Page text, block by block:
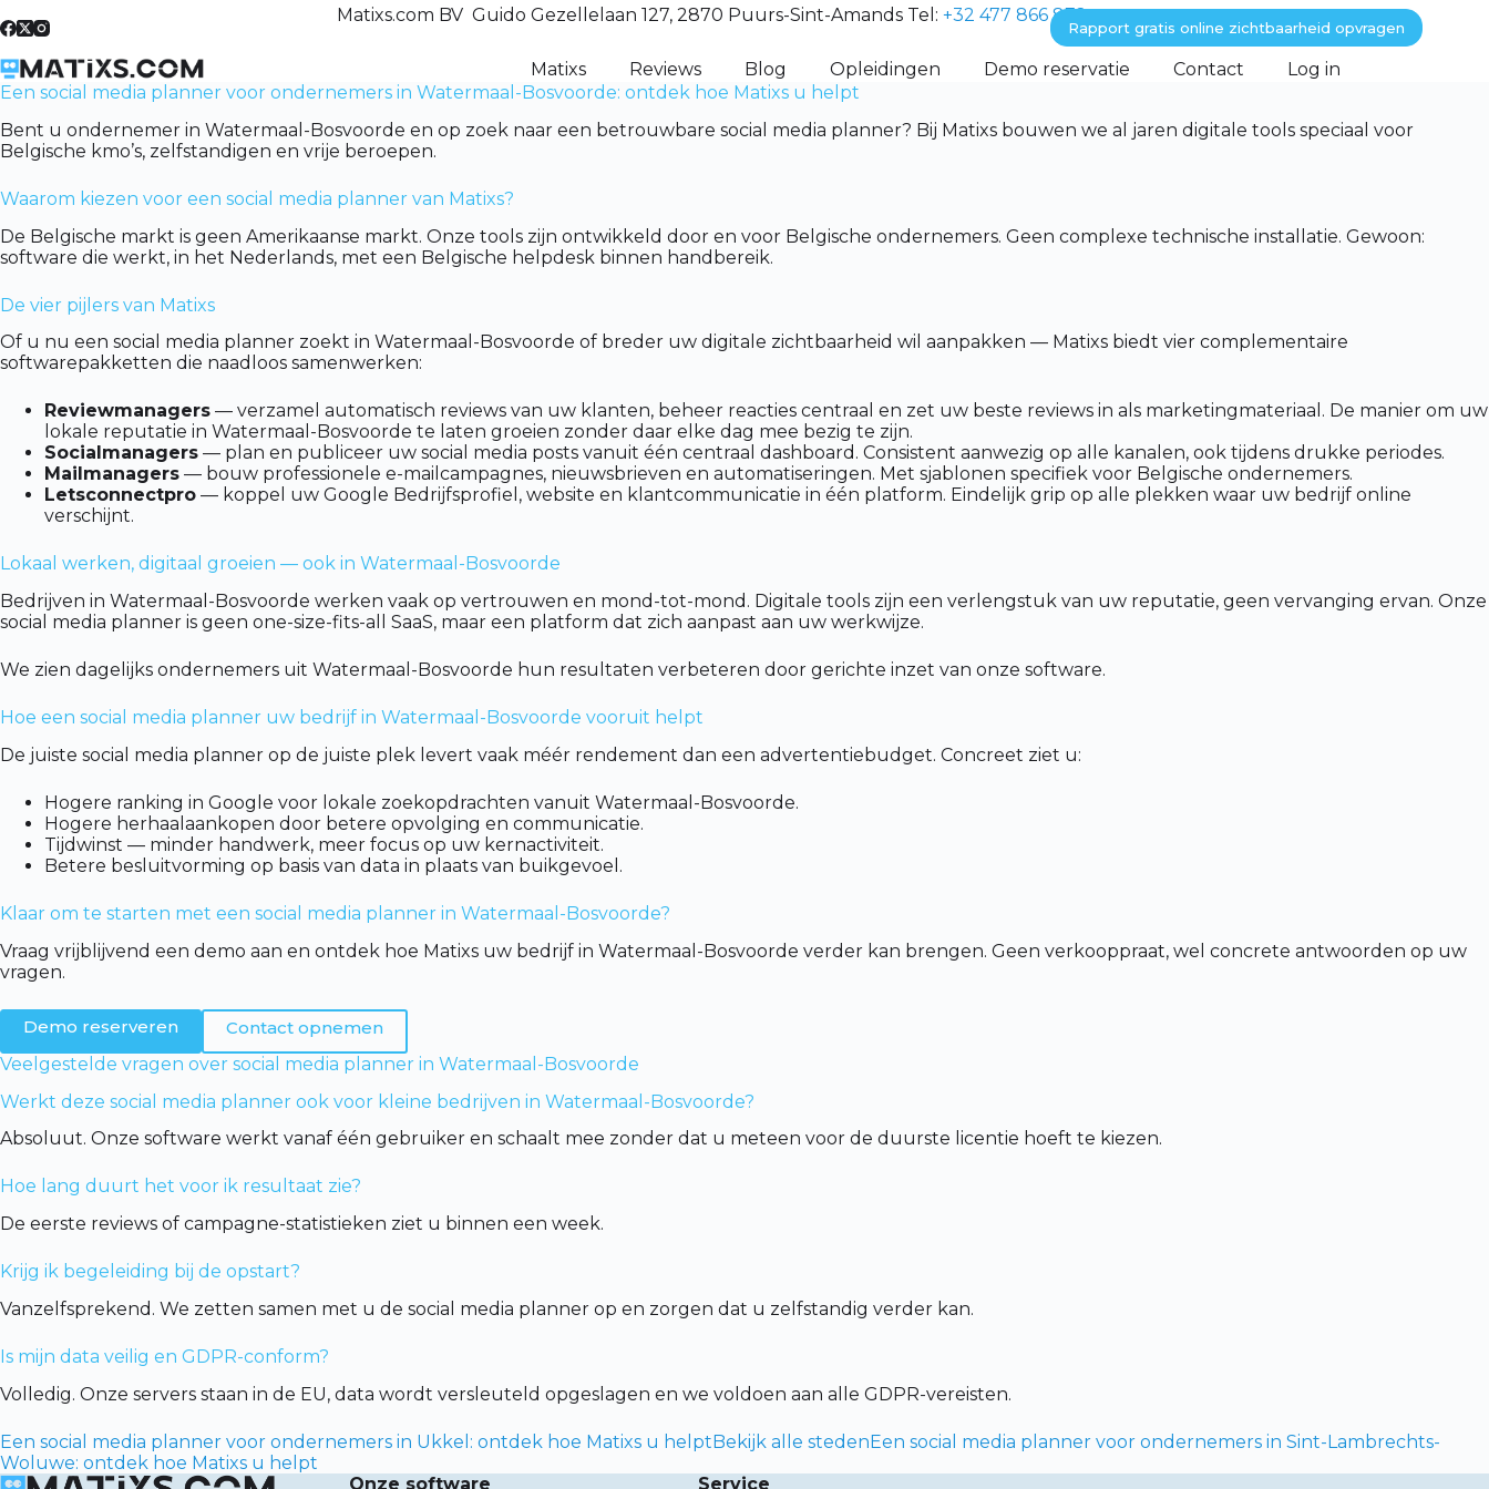
to
Matixs.com BV Guido Gezellelaan 127, 2870 Puurs-Sint-Amands Tel: +32 477 866 872
Rapport gratis online zichtbaarheid opvragen
Matixs Reviews Blog Opleidingen Demo reservatie Contact
Log in
Een social media planner voor ondernemers in Watermaal-Bosvoorde: ontdek hoe Matixs u helpt
Bent u ondernemer in Watermaal-Bosvoorde en op zoek naar een betrouwbare social media planner? Bij Matixs bouwen we al jaren digitale tools speciaal voor
Belgische kmo’s, zelfstandigen en vrije beroepen.
Waarom kiezen voor een social media planner van Matixs?
De Belgische markt is geen Amerikaanse markt. Onze tools zijn ontwikkeld door en voor Belgische ondernemers. Geen complexe technische installatie. Gewoon:
software die werkt, in het Nederlands, met een Belgische helpdesk binnen handbereik.
De vier pijlers van Matixs
Of u nu een social media planner zoekt in Watermaal-Bosvoorde of breder uw digitale zichtbaarheid wil aanpakken — Matixs biedt vier complementaire
softwarepakketten die naadloos samenwerken:
Reviewmanagers — verzamel automatisch reviews van uw klanten, beheer reacties centraal en zet uw beste reviews in als marketingmateriaal. De manier om uw
lokale reputatie in Watermaal-Bosvoorde te laten groeien zonder daar elke dag mee bezig te zijn.
Socialmanagers — plan en publiceer uw social media posts vanuit één centraal dashboard. Consistent aanwezig op alle kanalen, ook tijdens drukke periodes.
Mailmanagers — bouw professionele e-mailcampagnes, nieuwsbrieven en automatiseringen. Met sjablonen specifiek voor Belgische ondernemers.
Letsconnectpro — koppel uw Google Bedrijfsprofiel, website en klantcommunicatie in één platform. Eindelijk grip op alle plekken waar uw bedrijf online
verschijnt.
Lokaal werken, digitaal groeien — ook in Watermaal-Bosvoorde
Bedrijven in Watermaal-Bosvoorde werken vaak op vertrouwen en mond-tot-mond. Digitale tools zijn een verlengstuk van uw reputatie, geen vervanging ervan. Onze
social media planner is geen one-size-fits-all SaaS, maar een platform dat zich aanpast aan uw werkwijze.
We zien dagelijks ondernemers uit Watermaal-Bosvoorde hun resultaten verbeteren door gerichte inzet van onze software.
Hoe een social media planner uw bedrijf in Watermaal-Bosvoorde vooruit helpt
De juiste social media planner op de juiste plek levert vaak méér rendement dan een advertentiebudget. Concreet ziet u:
Hogere ranking in Google voor lokale zoekopdrachten vanuit Watermaal-Bosvoorde.
Hogere herhaalaankopen door betere opvolging en communicatie.
Tijdwinst — minder handwerk, meer focus op uw kernactiviteit.
Betere besluitvorming op basis van data in plaats van buikgevoel.
Klaar om te starten met een social media planner in Watermaal-Bosvoorde?
Vraag vrijblijvend een demo aan en ontdek hoe Matixs uw bedrijf in Watermaal-Bosvoorde verder kan brengen. Geen verkooppraat, wel concrete antwoorden op uw
vragen.
Demo reserveren
Contact opnemen
Veelgestelde vragen over social media planner in Watermaal-Bosvoorde
Werkt deze social media planner ook voor kleine bedrijven in Watermaal-Bosvoorde?
Absoluut. Onze software werkt vanaf één gebruiker en schaalt mee zonder dat u meteen voor de duurste licentie hoeft te kiezen.
Hoe lang duurt het voor ik resultaat zie?
De eerste reviews of campagne-statistieken ziet u binnen een week.
Krijg ik begeleiding bij de opstart?
Vanzelfsprekend. We zetten samen met u de social media planner op en zorgen dat u zelfstandig verder kan.
Is mijn data veilig en GDPR-conform?
Volledig. Onze servers staan in de EU, data wordt versleuteld opgeslagen en we voldoen aan alle GDPR-vereisten.
Een social media planner voor ondernemers in Ukkel: ontdek hoe Matixs u helptBekijk alle stedenEen social media planner voor ondernemers in Sint-Lambrechts-
Woluwe: ontdek hoe Matixs u helpt
Onze software
Service